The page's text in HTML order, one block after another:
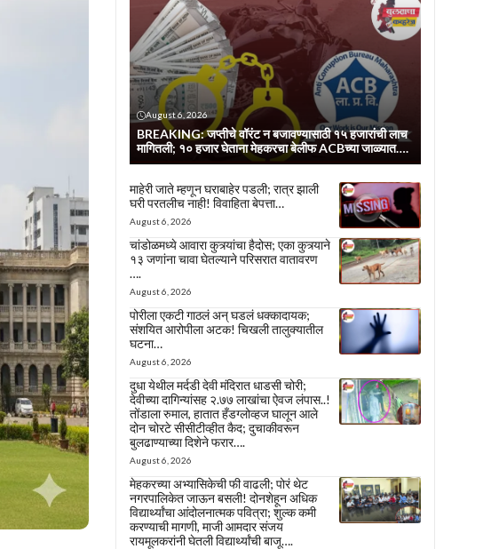
August 6, 2026
BREAKING: जप्तीचे वॉरंट न बजावण्यासाठी १५ हजारांची लाच
मागितली; १० हजार घेताना मेहकरचा बेलीफ ACBच्या जाळ्यात….
माहेरी जाते म्हणून घराबाहेर पडली; रात्र झाली
घरी परतलीच नाही! विवाहिता बेपत्ता…
August 6, 2026
चांडोळमध्ये आवारा कुत्र्यांचा हैदोस; एका कुत्र्याने
१३ जणांना चावा घेतल्याने परिसरात वातावरण
….
August 6, 2026
पोरीला एकटी गाठलं अन् घडलं धक्कादायक;
संशयित आरोपीला अटक! चिखली तालुक्यातील
घटना…
August 6, 2026
दुधा येथील मर्दडी देवी मंदिरात धाडसी चोरी;
देवीच्या दागिन्यांसह २.७७ लाखांचा ऐवज लंपास..!
तोंडाला रुमाल, हातात हँडग्लोव्हज घालून आले
दोन चोरटे सीसीटीव्हीत कैद; दुचाकीवरून
बुलढाण्याच्या दिशेने फरार….
August 6, 2026
मेहकरच्या अभ्यासिकेची फी वाढली; पोरं थेट
नगरपालिकेत जाऊन बसली! दोनशेहून अधिक
विद्यार्थ्यांचा आंदोलनात्मक पवित्रा; शुल्क कमी
करण्याची मागणी, माजी आमदार संजय
रायमूलकरांनी घेतली विद्यार्थ्यांची बाजू….